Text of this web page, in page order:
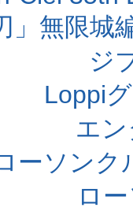
」無限
ジ
Loppi
エ
ーソンク
ロ